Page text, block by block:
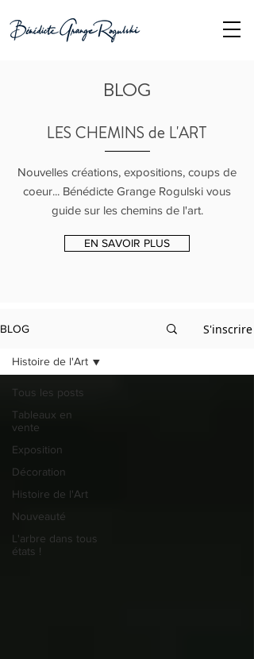
BLOG
LES CHEMINS de L'ART
Nouvelles créations, expositions, coups de
coeur... Bénédicte Grange Rogulski vous
guide sur les chemins de l'art.
EN SAVOIR PLUS
BLOG S'inscrire
Tous les posts
Tableaux en
vente
Exposition
Décoration
Histoire de l'Art
Nouveauté
L'arbre dans tous
états !
Histoire de l'Art